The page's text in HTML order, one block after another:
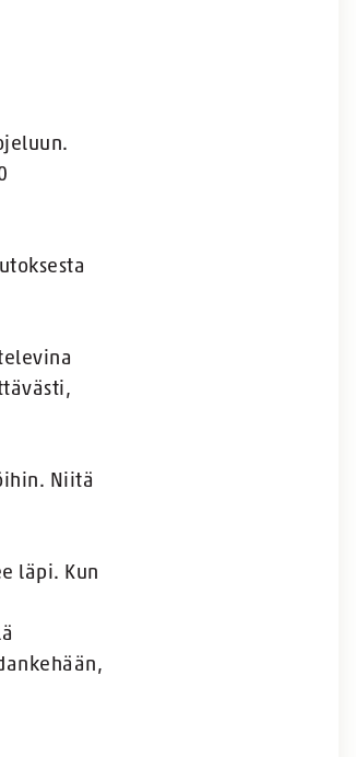
Niitä
läpi. Kun